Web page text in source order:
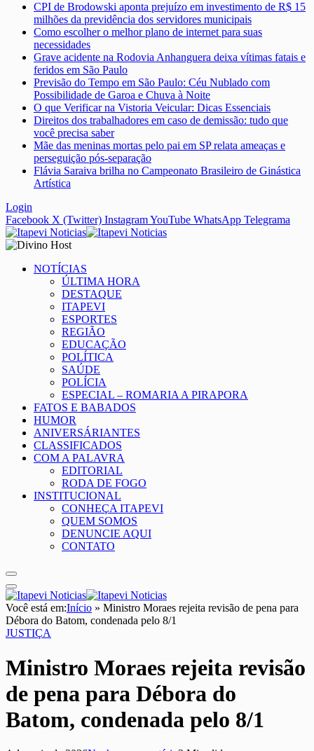
CPI de Brodowski aponta prejuízo em investimento de R$ 15
milhões da previdência dos servidores municipais
Como escolher o melhor plano de internet para suas
necessidades
Grave acidente na Rodovia Anhanguera deixa vítimas fatais e
feridos em São Paulo
Previsão do Tempo em São Paulo: Céu Nublado com
Possibilidade de Garoa e Chuva à Noite
O que Verificar na Vistoria Veicular: Dicas Essenciais
Direitos dos trabalhadores em caso de demissão: tudo que
você precisa saber
Mãe das meninas mortas pelo pai em SP relata ameaças e
perseguição pós-separação
Flávia Saraiva brilha no Campeonato Brasileiro de Ginástica
Artística
Login
Facebook X (Twitter) InstagramYouTube WhatsApp Telegrama
NOTÍCIAS
ÚLTIMA HORA
DESTAQUE
ITAPEVI
ESPORTES
REGIÃO
EDUCAÇÃO
POLÍTICA
SAÚDE
POLÍCIA
ESPECIAL – ROMARIA A PIRAPORA
FATOS E BABADOS
HUMOR
ANIVERSÁRIANTES
CLASSIFICADOS
COM A PALAVRA
EDITORIAL
RODA DE FOGO
INSTITUCIONAL
CONHEÇA ITAPEVI
QUEM SOMOS
DENUNCIE AQUI
CONTATO
Você está em:Início » Ministro Moraes rejeita revisão de pena para
Débora do Batom, condenada pelo 8/1
JUSTIÇA
Ministro Moraes rejeita revisão
de pena para Débora do
Batom, condenada pelo 8/1